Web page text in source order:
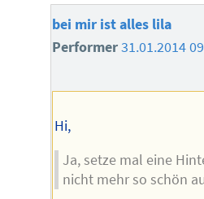
bei mir ist alles lila
Performer31.01.2014
Hi,
Ja, setze mal eine
nicht mehr so schön